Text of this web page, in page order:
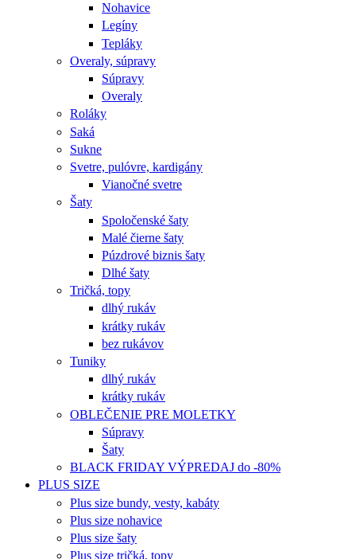
Nohavice
Legíny
Tepláky
Overaly, súpravy
Súpravy
Overaly
Roláky
Saká
Sukne
Svetre, pulóvre, kardigány
Vianočné svetre
Šaty
Spoločenské šaty
Malé čierne šaty
Púzdrové biznis šaty
Dlhé šaty
Tričká, topy
dlhý rukáv
krátky rukáv
bez rukávov
Tuniky
dlhý rukáv
krátky rukáv
OBLEČENIE PRE MOLETKY
Súpravy
Šaty
BLACK FRIDAY VÝPREDAJ do -80%
PLUS SIZE
Plus size bundy, vesty, kabáty
Plus size nohavice
Plus size šaty
Plus size tričká, topy